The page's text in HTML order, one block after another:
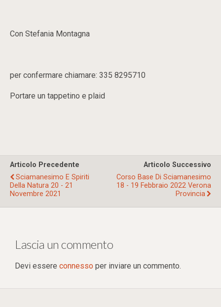
Con Stefania Montagna
per confermare chiamare: 335 8295710
Portare un tappetino e plaid
Articolo Precedente
Sciamanesimo E Spiriti
Della Natura 20 - 21
Novembre 2021
Articolo Successivo
Corso Base Di Sciamanesimo
18 - 19 Febbraio 2022 Verona
Provincia
Lascia un commento
Devi essere connesso per inviare un commento.